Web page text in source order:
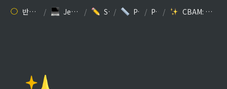
반갑습니다. 김찬규입니다. / Jesse Kim’s 개발 블로그 / Study: ML/DL/ Paper Review / Papers / CBAM: Convolutional Block Attention Module